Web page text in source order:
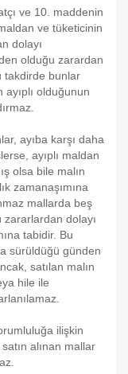
ve 10. maddenin
ve tüketicinin
dolayı
olduğu zarardan
takdirde bunlar
olduğunun
ayıba karşı daha
ayıplı maldan
olsa bile malın
zamanaşımına
mallarda beş
zararlardan dolayı
tabidir. Bu
sürüldüğü günden
satılan malın
hile ile
ilişkin
alınan mallar